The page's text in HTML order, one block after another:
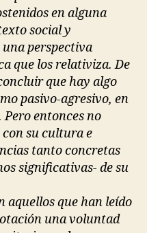
en alguna
social y
perspectiva
que los relativiza. De
que hay algo
pasivo-agresivo, en
Pero entonces no
con su cultura e
tanto concretas
significativas- de su
aquellos que han leído
una voluntad